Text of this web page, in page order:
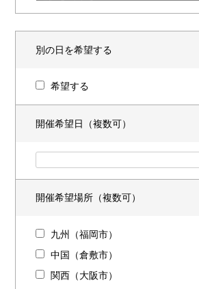
別の日を希望する
希望する
開催希望日（複数可）
開催希望場所（複数可）
九州（福岡市）
中国（倉敷市）
関西（大阪市）